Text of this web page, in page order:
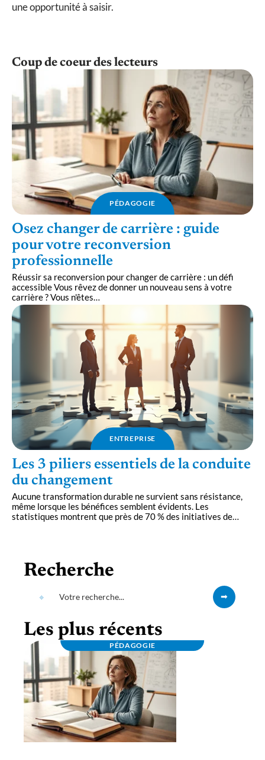
une opportunité à saisir.
Coup de coeur des lecteurs
PÉDAGOGIE
Osez changer de carrière : guide
pour votre reconversion
professionnelle
Réussir sa reconversion pour changer de carrière : un défi
accessible Vous rêvez de donner un nouveau sens à votre
carrière ? Vous n'êtes…
ENTREPRISE
Les 3 piliers essentiels de la conduite
du changement
Aucune transformation durable ne survient sans résistance,
même lorsque les bénéfices semblent évidents. Les
statistiques montrent que près de 70 % des initiatives de…
Recherche
Les plus récents
PÉDAGOGIE